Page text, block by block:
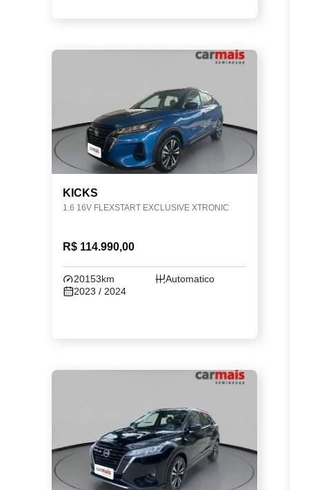
KICKS
1.6 16V FLEXSTART EXCLUSIVE XTRONIC
R$ 114.990,00
20153km
Automatico
2023 / 2024